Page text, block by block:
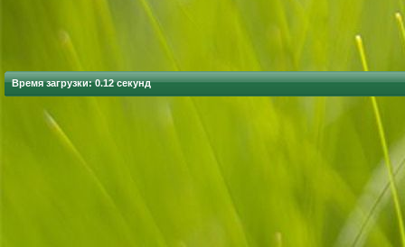
Время загрузки: 0.12 секунд